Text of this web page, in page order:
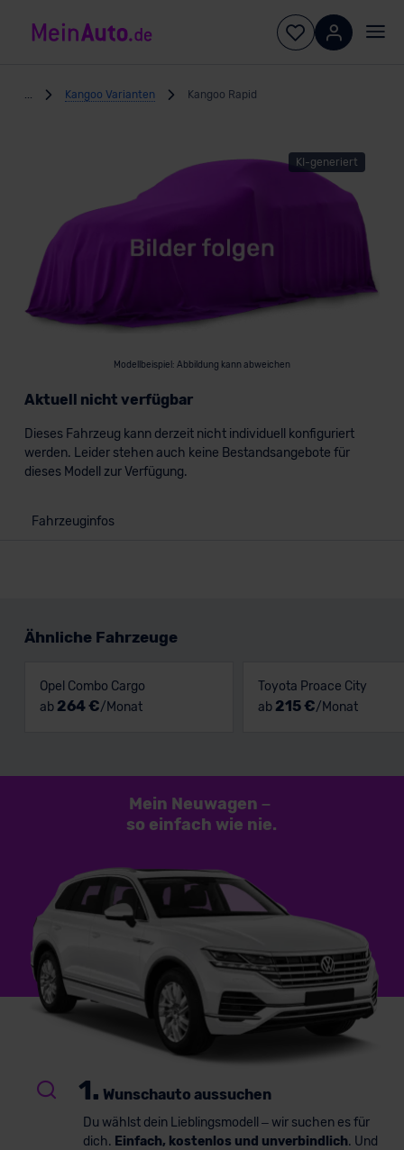
Kangoo Varianten Kangoo Rapid
KI-generiert
Modellbeispiel: Abbildung kann abweichen
Aktuell nicht verfügbar
Dieses Fahrzeug kann derzeit nicht individuell konfiguriert
werden. Leider stehen auch keine Bestandsangebote für
dieses Modell zur Verfügung.
Fahrzeuginfos
Ähnliche Fahrzeuge
Opel Combo Cargo
ab 264 €/Monat
Toyota Proace City
ab 215 €/Monat
Mein Neuwagen –
so einfach wie nie.
1. Wunschauto aussuchen
Du wählst dein Lieblingsmodell – wir suchen es für
dich. Einfach, kostenlos und unverbindlich. Und